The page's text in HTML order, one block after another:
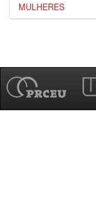
MULHERES